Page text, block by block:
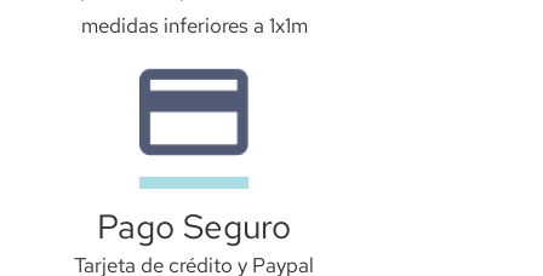
medidas inferiores a 1x1m
Pago Seguro
Tarjeta de crédito y Paypal​